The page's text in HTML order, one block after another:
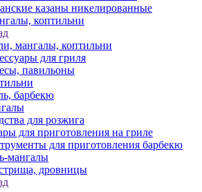
казаны никелированные
коптильни
мангалы, коптильни
для гриля
павильоны
барбекю
для розжига
для приготовления на гриле
для приготовления барбекю
мангалы
дровницы